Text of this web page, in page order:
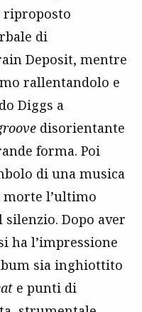
riproposto
di
Deposit, mentre
rallentandolo e
Diggs a
disorientante
forma. Poi
di una musica
l’ultimo
Dopo aver
ha l’impressione
sia inghiottito
e punti di